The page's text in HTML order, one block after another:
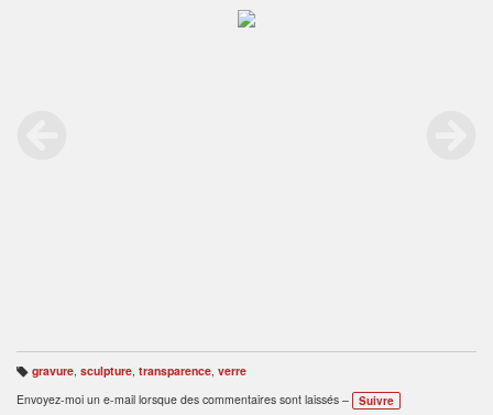
B
ali
s
gravure, sculpture, transparence, verre
Envoyez-moi un e-mail lorsque des commentaires sont laissés –
Suivre